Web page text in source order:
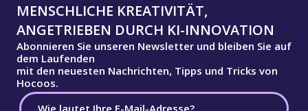
MENSCHLICHE KREATIVITÄT,
ANGETRIEBEN DURCH KI-INNOVATION
Abonnieren Sie unseren Newsletter und bleiben Sie auf
dem Laufenden
mit den neuesten Nachrichten, Tipps und Tricks von
Hocoos.